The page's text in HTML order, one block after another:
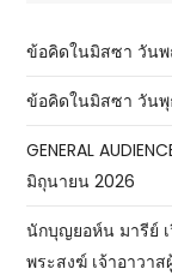
ข้อคิดในมิสซา วัน
ข้อคิดในมิสซา วันพุ
GENERAL
มิถุนายน 2026
นักบุญยอห์น มารีย์
พระสงฆ์ เจ้าอาวา